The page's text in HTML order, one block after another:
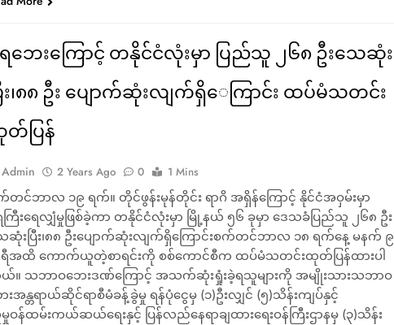
ဘေးကြောင့် တနိုင်ငံလုံးမှာ ပြည်သူ ၂၆၈ ဦးသေဆုံး
ြီး၊၈၈ ဦး ပျောက်ဆုံးလျက်ရှိေကြာင်း ထပ်မံသတင်း
ပြန်
Admin 2 Years Ago 0
1 Mins
တင်ဘာလ ၁၉ ရက်။ တိုင်ဖွန်းမုန်တိုင်း ရာဂိ အရှိန်ကြောင့် နိုင်ငံအဝှမ်းမှာ
ကြီးရေလျှံမှုဖြစ်ခဲ့ကာ တနိုင်ငံလုံးမှာ မြို့နယ် ၅၆ ခုမှာ ဒေသခံပြည်သူ ၂၆၈ ဦး
ဆုံးပြီး၊၈၈ ဦးပျောက်ဆုံးလျက်ရှိကြောင်းစက်တင်ဘာလ ၁၈ ရက်နေ့ မနက် ၉
ရီအထိ ကောက်ယူတဲ့စာရင်းကို စစ်ကောင်စီက ထပ်မံသတင်းထုတ်ပြန်ထားပါ
။ သဘာဝဘေးဒဏ်ကြောင့် အသက်ဆုံးရှုံးခဲ့ရသူများကို အမျိုးသားသဘာဝ
းအန္တရာယ်ဆိုင်ရာစီမံခန့်ခွဲမှု ရန်ပုံငွေမှ (၁)ဦးလျှင် (၅)သိန်းကျပ်နှင့်
ဝန်ထမ်းကယ်ဆယ်ရေးနှင့် ပြန်လည်နေရာချထားရေးဝန်ကြီးဌာနမှ (၃)သိန်း